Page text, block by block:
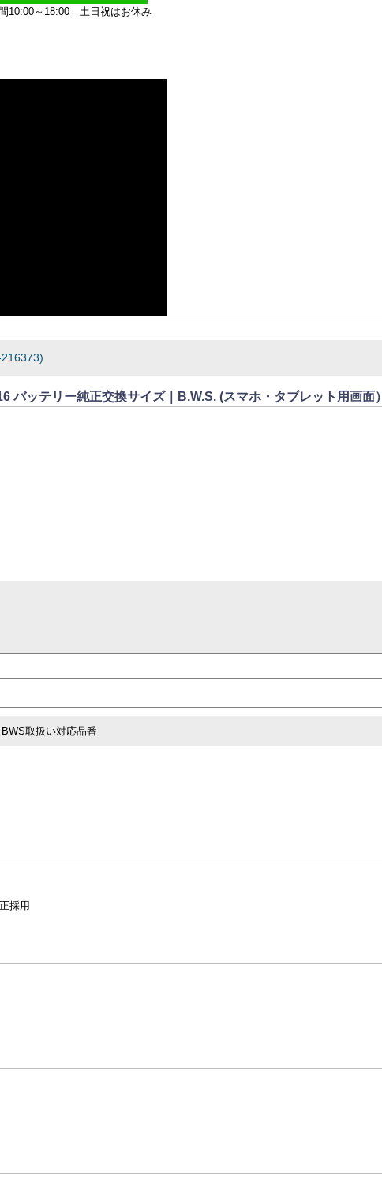
10:00～18:00 土日祝はお休み
バッテリー純正交換サイズ｜B.W.S. (スマホ・タブレット用画面）
BWS取扱い対応品番
採用